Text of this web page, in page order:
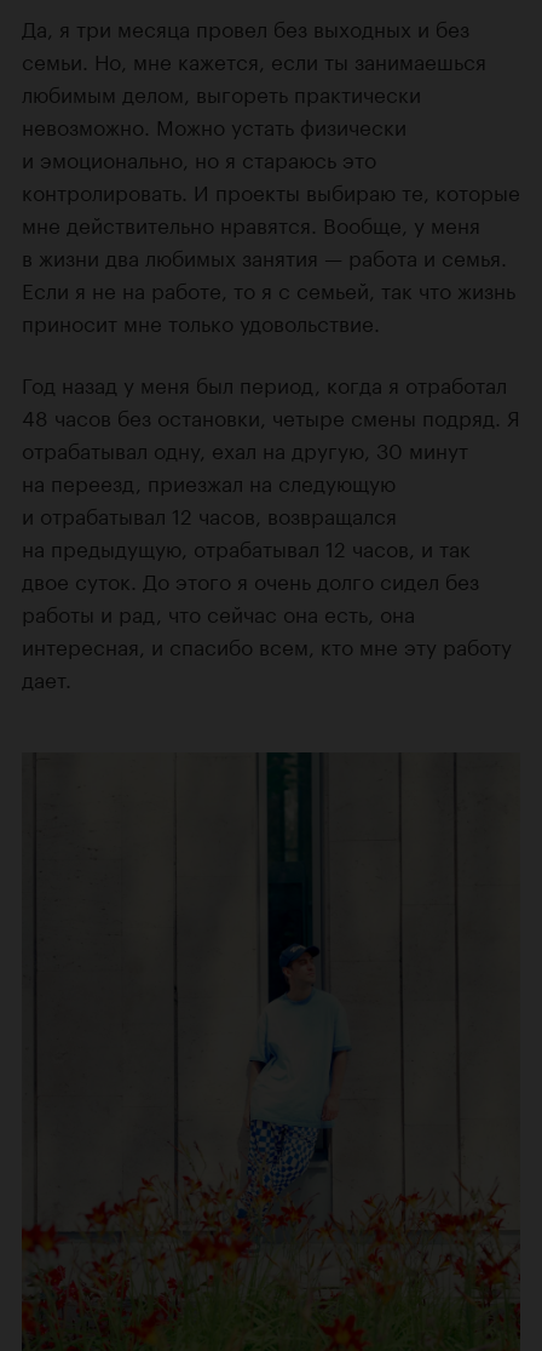
Да, я три месяца провел без выходных и без
семьи. Но, мне кажется, если ты занимаешься
любимым делом, выгореть практически
невозможно. Можно устать физически
и эмоционально, но я стараюсь это
контролировать. И проекты выбираю те, которые
мне действительно нравятся. Вообще, у меня
в жизни два любимых занятия — работа и семья.
Если я не на работе, то я с семьей, так что жизнь
приносит мне только удовольствие.
Год назад у меня был период, когда я отработал
48 часов без остановки, четыре смены подряд. Я
отрабатывал одну, ехал на другую, 30 минут
на переезд, приезжал на следующую
и отрабатывал 12 часов, возвращался
на предыдущую, отрабатывал 12 часов, и так
двое суток. До этого я очень долго сидел без
работы и рад, что сейчас она есть, она
интересная, и спасибо всем, кто мне эту работу
дает.